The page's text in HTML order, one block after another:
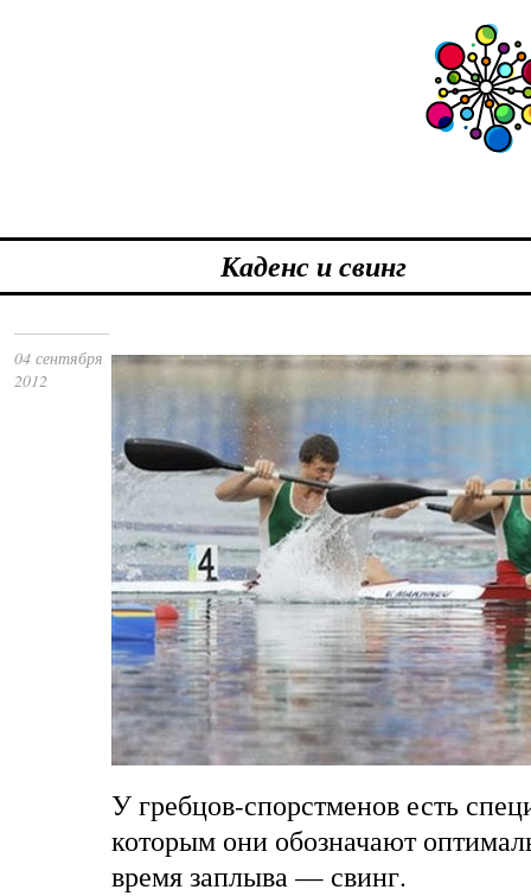
Каденс и свинг
04 сентября
2012
У гребцов-спорстменов есть
которым они обозначают
время заплыва — свинг.